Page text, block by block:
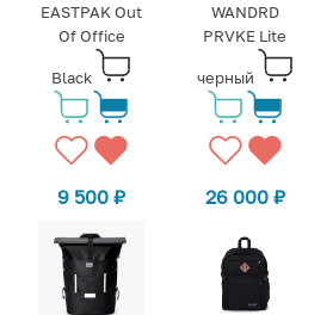
EASTPAK Out
Of Office
Black
9 500₽
WANDRD
PRVKE Lite
черный
26 000 ₽